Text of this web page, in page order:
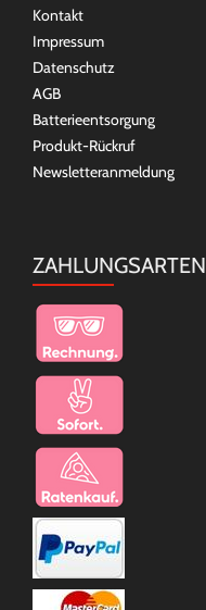
Kontakt
Impressum
Datenschutz
AGB
Batterieentsorgung
Produkt-Rückruf
Newsletteranmeldung
ZAHLUNGSARTEN